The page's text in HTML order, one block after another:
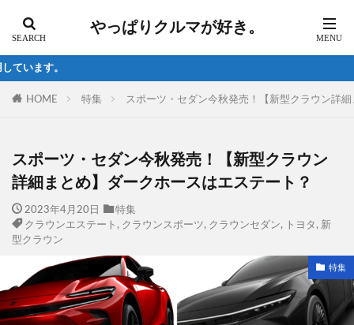
やっぱりクルマが好き。
HOME 特集 スポーツ・セダン今秋発売！【新型クラウン詳
スポーツ・セダン今秋発売！【新型クラウン
詳細まとめ】ダークホースはエステート？
2023年4月20日
特集
クラウンエステート , クラウンスポーツ, クラウンセダン, トヨタ , 新
型クラウン
特集